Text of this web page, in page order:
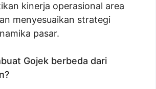
kinerja operasional area
menyesuaikan strategi
pasar.
Gojek berbeda dari